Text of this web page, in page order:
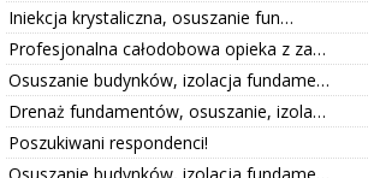
Iniekcja krystaliczna, osuszanie fun…
Profesjonalna całodobowa opieka z za…
Osuszanie budynków, izolacja fundame…
Drenaż fundamentów, osuszanie, izola…
Poszukiwani respondenci!